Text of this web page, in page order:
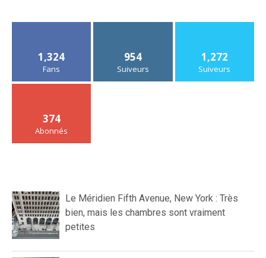
1,324
Fans
954
Suiveurs
1,272
Suiveurs
374
Abonnés
Le Méridien Fifth Avenue, New York : Très
bien, mais les chambres sont vraiment
petites